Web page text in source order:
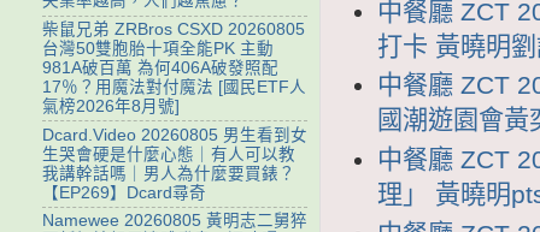
中餐廳 ZCT
打卡 黃曉明
中餐廳 ZCT
國潮遊園會
中餐廳 ZCT
理」 黃曉明
柴鼠兄弟 ZRBros CSXD 20260805
台灣50雙胞胎十項全能PK 主動
981A破百萬 為何406A破發照配
17％？用魔法對付魔法 [國民ETF人
氣榜2026年8月號]
Dcard.Video 20260805 男生看到女
生哭會硬是什麼心態｜有人可以教
我講幹話嗎｜男人為什麼要買錶？
【EP269】Dcard尋奇
Namewee 20260805 黃明志二舅猝